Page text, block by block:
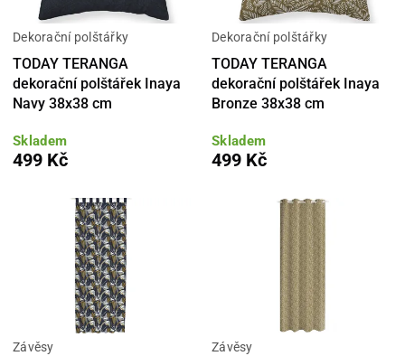
Dekorační polštářky
TODAY TERANGA
dekorační polštářek Inaya
Navy 38x38 cm
Skladem
499 Kč
Dekorační polštářky
TODAY TERANGA
dekorační polštářek Inaya
Bronze 38x38 cm
Skladem
499 Kč
Závěsy Závěsy